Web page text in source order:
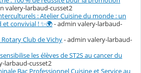
valery-larbaud-cusset2
: Atelier Cuisine du monde : un
convivial ! ✨🌍- admin valery-larbaud-
Club de Vichy- admin valery-larbaud-
les élèves de ST2S au cancer du
larbaud-cusset2
Bac Professionnel Cuisine et Service au